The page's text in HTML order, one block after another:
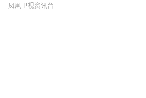
凤凰卫视资讯台